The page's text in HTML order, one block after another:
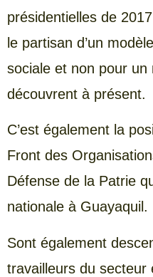
présidentielles de
le partisan d’un
sociale et non pour un
découvrent à présent.
C’est également la
Front des
Défense de la Patrie
nationale à Guayaquil.
Sont également
travailleurs du secteur